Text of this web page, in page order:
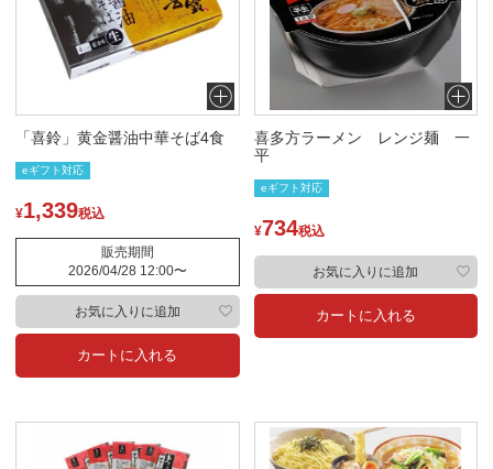
「喜鈴」黄金醤油中華そば4食
eギフト対応
¥1,339税込
販売期間
2026/04/28 12:00〜
カートに入れる
お気に入りに追加
喜多方ラーメン レンジ麺 一
平
eギフト対応
¥734税込
カートに入れる
お気に入りに追加